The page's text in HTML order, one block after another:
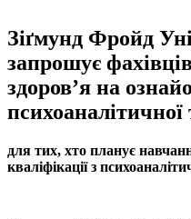
Зіґмунд Фройд
запрошує
здоров’я на
психоаналітичної
для тих, хто планує
кваліфікації з